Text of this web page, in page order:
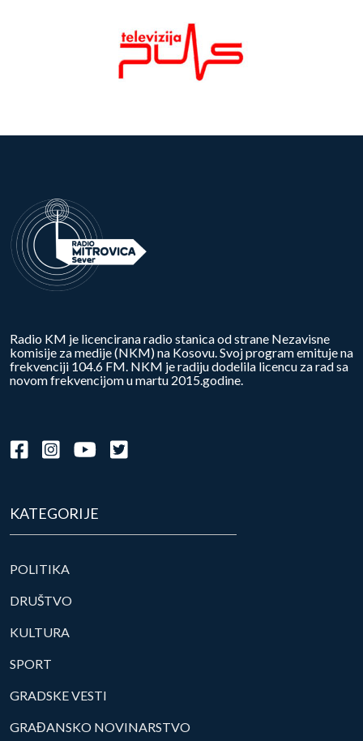
Radio KM je licencirana radio stanica od strane Nezavisne
komisije za medije (NKM) na Kosovu. Svoj program emituje na
frekvenciji 104.6 FM. NKM je radiju dodelila licencu za rad sa
novom frekvencijom u martu 2015.godine.
KATEGORIJE
POLITIKA
DRUŠTVO
KULTURA
SPORT
GRADSKE VESTI
GRAĐANSKO NOVINARSTVO